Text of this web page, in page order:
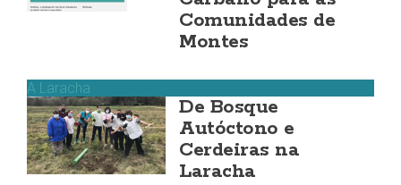
Comunidades de
Montes
A Laracha
De Bosque
Autóctono e
Cerdeiras na
Laracha